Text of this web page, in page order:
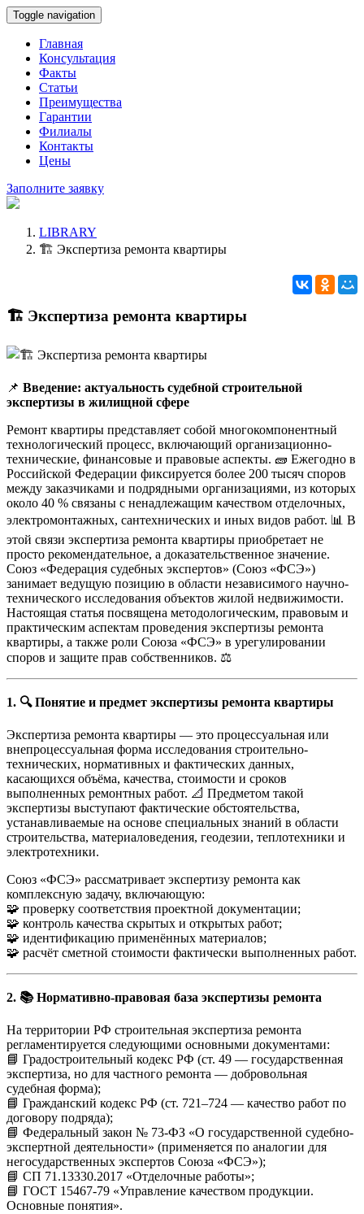
Toggle navigation
Главная
Консультация
Факты
Статьи
Преимущества
Гарантии
Филиалы
Контакты
Цены
Заполните заявку
LIBRARY
🏗️ Экспертиза ремонта квартиры
🏗️ Экспертиза ремонта квартиры
📌 Введение: актуальность судебной строительной
экспертизы в жилищной сфере
Ремонт квартиры представляет собой многокомпонентный
технологический процесс, включающий организационно-
технические, финансовые и правовые аспекты. 🧱 Ежегодно в
Российской Федерации фиксируется более 200 тысяч споров
между заказчиками и подрядными организациями, из которых
около 40 % связаны с ненадлежащим качеством отделочных,
электромонтажных, сантехнических и иных видов работ. 📊 В
этой связи экспертиза ремонта квартиры приобретает не
просто рекомендательное, а доказательственное значение.
Союз «Федерация судебных экспертов» (Союз «ФСЭ»)
занимает ведущую позицию в области независимого научно-
технического исследования объектов жилой недвижимости.
Настоящая статья посвящена методологическим, правовым и
практическим аспектам проведения экспертизы ремонта
квартиры, а также роли Союза «ФСЭ» в урегулировании
споров и защите прав собственников. ⚖️
1. 🔍 Понятие и предмет экспертизы ремонта квартиры
Экспертиза ремонта квартиры — это процессуальная или
внепроцессуальная форма исследования строительно-
технических, нормативных и фактических данных,
касающихся объёма, качества, стоимости и сроков
выполненных ремонтных работ. 📐 Предметом такой
экспертизы выступают фактические обстоятельства,
устанавливаемые на основе специальных знаний в области
строительства, материаловедения, геодезии, теплотехники и
электротехники.
Союз «ФСЭ» рассматривает экспертизу ремонта как
комплексную задачу, включающую:
🧩 проверку соответствия проектной документации;
🧩 контроль качества скрытых и открытых работ;
🧩 идентификацию применённых материалов;
🧩 расчёт сметной стоимости фактически выполненных работ.
2. 📚 Нормативно-правовая база экспертизы ремонта
На территории РФ строительная экспертиза ремонта
регламентируется следующими основными документами:
📘 Градостроительный кодекс РФ (ст. 49 — государственная
экспертиза, но для частного ремонта — добровольная
судебная форма);
📘 Гражданский кодекс РФ (ст. 721–724 — качество работ по
договору подряда);
📘 Федеральный закон № 73-ФЗ «О государственной судебно-
экспертной деятельности» (применяется по аналогии для
негосударственных экспертов Союза «ФСЭ»);
📘 СП 71.13330.2017 «Отделочные работы»;
📘 ГОСТ 15467-79 «Управление качеством продукции.
Основные понятия».